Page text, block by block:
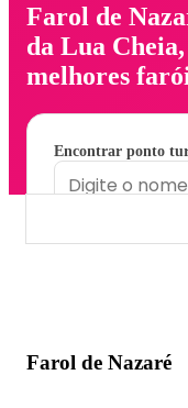
Farol de
da Lua
melhores
Encontrar ponto
Farol de Nazaré